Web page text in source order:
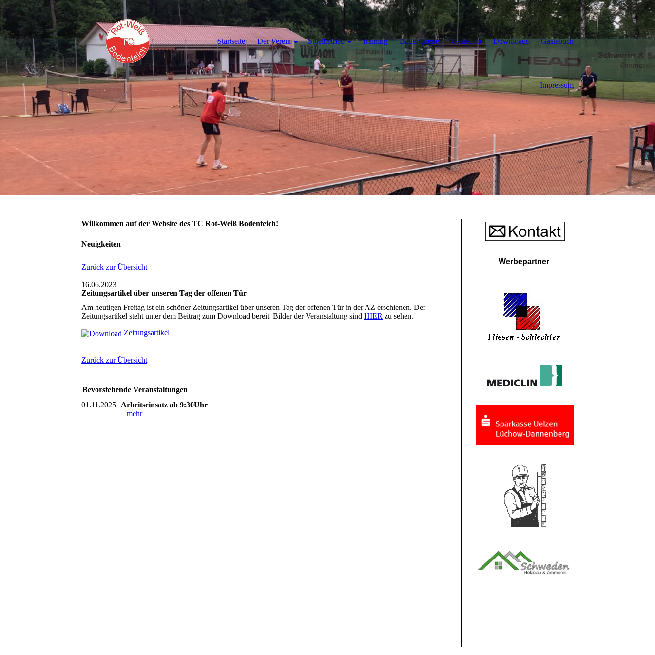
Willkommen auf der Website des TC Rot-Weiß Bodenteich!
Neuigkeiten
Zurück zur Übersicht
16.06.2023
Zeitungsartikel über unseren Tag der offenen Tür
Am heutigen Freitag ist ein schöner Zeitungsartikel über unseren Tag der offenen Tür in der AZ erschienen. Der
Zeitungsartikel steht unter dem Beitrag zum Download bereit. Bilder der Veranstaltung sind HIER zu sehen.
Zeitungsartikel
Zurück zur Übersicht
Bevorstehende Veranstaltungen
01.11.2025
Arbeitseinsatz ab 9:30Uhr
mehr
Werbepartner
Startseite Der Verein Spielbetrieb Training Bildergalerie Gästeinfo Downloads Gästebuch
Impressum